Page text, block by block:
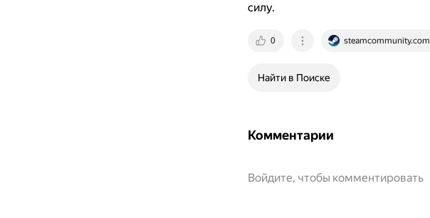
силу.
0 steamcommunity.com
Найти в Поиске
Комментарии
Войдите, чтобы комментировать